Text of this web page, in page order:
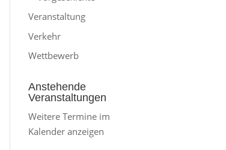
Veranstaltung
Verkehr
Wettbewerb
Anstehende
Veranstaltungen
Weitere Termine im
Kalender anzeigen